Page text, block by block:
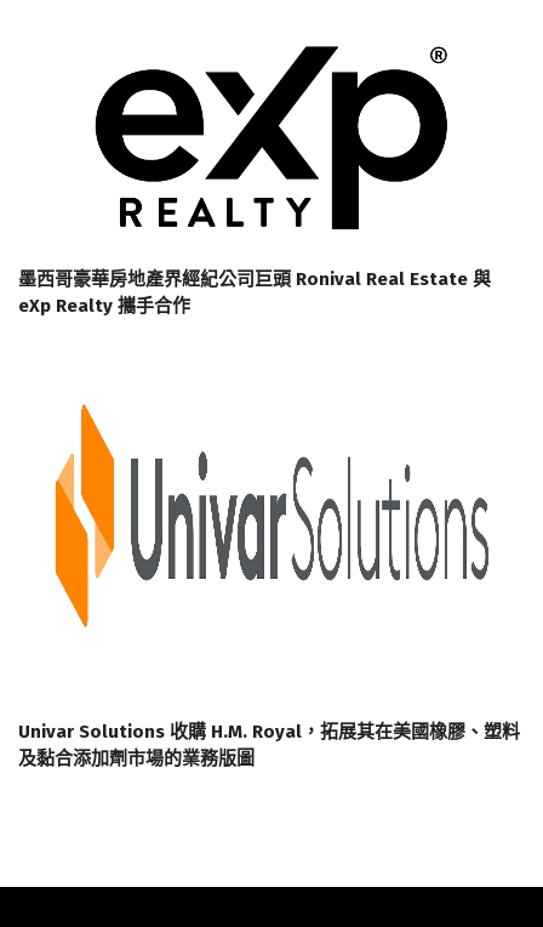
墨西哥豪華房地產界經紀公司巨頭 Ronival Real Estate 與
eXp Realty 攜手合作
Univar Solutions 收購 H.M. Royal，拓展其在美國橡膠、塑料
及黏合添加劑市場的業務版圖